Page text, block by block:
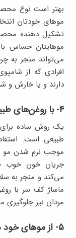
بهتر است نوع
موهای خودتان
تشکیل دهنده
موهایتان حساس
می‌تواند منجر به
افرادی که از
دارند و یا خارش و
۴- با روغن‌های طبیعی پوست سر را ماساژ دهید
یک روش ساده برای
طبیعی است.
موجب نرم شدن
جریان خون خوب
می‌کند و منجر به
ماساژ کف سر با
مردان نیز جلوگیری
۵- از موهای خود در برابر کلر محافظت کنید